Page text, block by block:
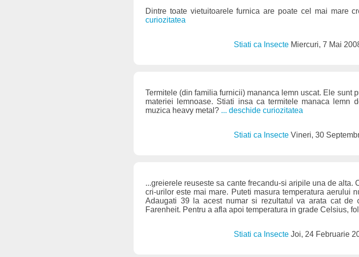
Dintre toate vietuitoarele furnica are poate cel mai mare
curiozitatea
Stiati ca Insecte Miercuri, 7 Mai
Termitele (din familia furnicii) mananca lemn uscat. Ele sunt
materiei lemnoase. Stiati insa ca termitele manaca lemn
muzica heavy metal? ... deschide curiozitatea
Stiati ca InsecteVineri, 30
...greierele reuseste sa cante frecandu-si aripile una de alta.
cri-urilor este mai mare. Puteti masura temperatura aerului
Adaugati 39 la acest numar si rezultatul va arata cat
Farenheit. Pentru a afla apoi temperatura in grade Celsius,
Stiati ca InsecteJoi, 24 Februarie